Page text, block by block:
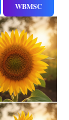
WBMSC